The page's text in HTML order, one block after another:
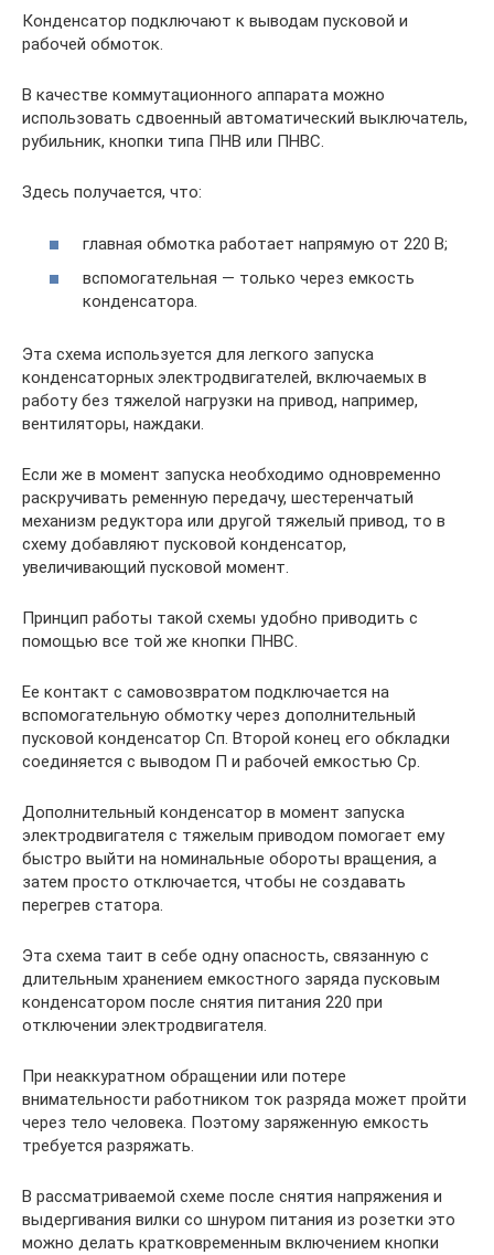
Конденсатор подключают к выводам пусковой и
рабочей обмоток.
В качестве коммутационного аппарата можно
использовать сдвоенный автоматический выключатель,
рубильник, кнопки типа ПНВ или ПНВС.
Здесь получается, что:
главная обмотка работает напрямую от 220 В;
вспомогательная — только через емкость
конденсатора.
Эта схема используется для легкого запуска
конденсаторных электродвигателей, включаемых в
работу без тяжелой нагрузки на привод, например,
вентиляторы, наждаки.
Если же в момент запуска необходимо одновременно
раскручивать ременную передачу, шестеренчатый
механизм редуктора или другой тяжелый привод, то в
схему добавляют пусковой конденсатор,
увеличивающий пусковой момент.
Принцип работы такой схемы удобно приводить с
помощью все той же кнопки ПНВС.
Ее контакт с самовозвратом подключается на
вспомогательную обмотку через дополнительный
пусковой конденсатор Сп. Второй конец его обкладки
соединяется с выводом П и рабочей емкостью Ср.
Дополнительный конденсатор в момент запуска
электродвигателя с тяжелым приводом помогает ему
быстро выйти на номинальные обороты вращения, а
затем просто отключается, чтобы не создавать
перегрев статора.
Эта схема таит в себе одну опасность, связанную с
длительным хранением емкостного заряда пусковым
конденсатором после снятия питания 220 при
отключении электродвигателя.
При неаккуратном обращении или потере
внимательности работником ток разряда может пройти
через тело человека. Поэтому заряженную емкость
требуется разряжать.
В рассматриваемой схеме после снятия напряжения и
выдергивания вилки со шнуром питания из розетки это
можно делать кратковременным включением кнопки